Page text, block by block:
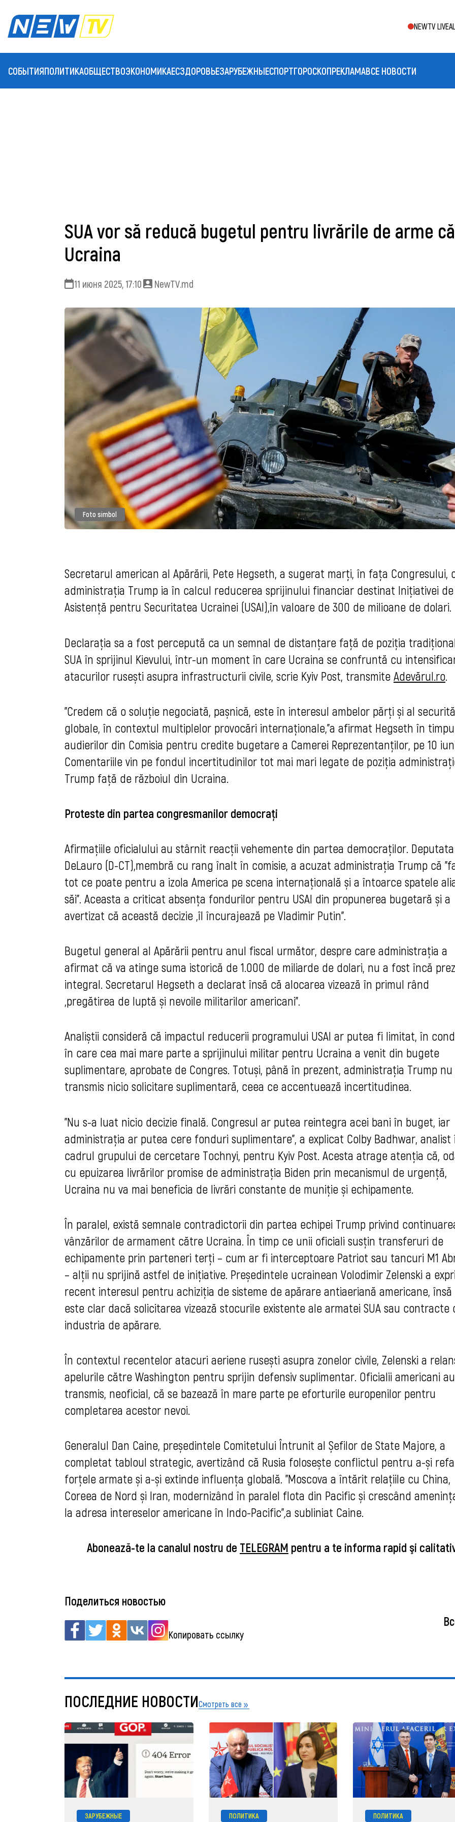
NEWTV LIVE
СОБЫТИЯПОЛИТИКАОБЩЕСТВОЭКОНОМИКАЕСЗДОРОВЬЕЗАРУБЕЖНЫЕСПОРТГОРОСКОПРЕКЛАМАВСЕ НОВОСТИ
SUA vor să reducă bugetul pentru livrările de arme
Ucraina
11 июня 2025, 17:10 NewTV.md
Foto simbol
Secretarul american al Apărării, Pete Hegseth, a sugerat marți, în fața Congresului,
administrația Trump ia în calcul reducerea sprijinului financiar destinat Inițiativei de
Asistență pentru Securitatea Ucrainei (USAI),în valoare de 300 de milioane de dolari.
Declarația sa a fost percepută ca un semnal de distanțare față de poziția
SUA în sprijinul Kievului, într-un moment în care Ucraina se confruntă cu
atacurilor rusești asupra infrastructurii civile, scrie Kyiv Post, transmite Adevărul.ro
"Credem că o soluție negociată, pașnică, este în interesul ambelor părți și al
globale, în contextul multiplelor provocări internaționale,"a afirmat Hegseth în
audierilor din Comisia pentru credite bugetare a Camerei Reprezentanților, pe 10
Comentariile vin pe fondul incertitudinilor tot mai mari legate de poziția
Trump față de războiul din Ucraina.
Proteste din partea congresmanilor democrați
Afirmațiile oficialului au stârnit reacții vehemente din partea democraților. Deputata
DeLauro (D-CT),membră cu rang înalt în comisie, a acuzat administrația Trump că
tot ce poate pentru a izola America pe scena internațională și a întoarce spatele
săi". Aceasta a criticat absența fondurilor pentru USAI din propunerea bugetară și a
avertizat că această decizie „îl încurajează pe Vladimir Putin”.
Bugetul general al Apărării pentru anul fiscal următor, despre care administrația a
afirmat că va atinge suma istorică de 1.000 de miliarde de dolari, nu a fost încă
integral. Secretarul Hegseth a declarat însă că alocarea vizează în primul rând
„pregătirea de luptă și nevoile militarilor americani”.
Analiștii consideră că impactul reducerii programului USAI ar putea fi limitat, în
în care cea mai mare parte a sprijinului militar pentru Ucraina a venit din bugete
suplimentare, aprobate de Congres. Totuși, până în prezent, administrația Trump nu
transmis nicio solicitare suplimentară, ceea ce accentuează incertitudinea.
"Nu s-a luat nicio decizie finală. Congresul ar putea reintegra acei bani în buget, iar
administrația ar putea cere fonduri suplimentare", a explicat Colby Badhwar, analist
cadrul grupului de cercetare Tochnyi, pentru Kyiv Post. Acesta atrage atenția că,
cu epuizarea livrărilor promise de administrația Biden prin mecanismul de urgență,
Ucraina nu va mai beneficia de livrări constante de muniție și echipamente.
În paralel, există semnale contradictorii din partea echipei Trump privind
vânzărilor de armament către Ucraina. În timp ce unii oficiali susțin transferuri de
echipamente prin parteneri terți – cum ar fi interceptoare Patriot sau tancuri M1
– alții nu sprijină astfel de inițiative. Președintele ucrainean Volodimir Zelenski a
recent interesul pentru achiziția de sisteme de apărare antiaeriană americane, însă
este clar dacă solicitarea vizează stocurile existente ale armatei SUA sau contracte
industria de apărare.
În contextul recentelor atacuri aeriene rusești asupra zonelor civile, Zelenski a
apelurile către Washington pentru sprijin defensiv suplimentar. Oficialii americani au
transmis, neoficial, că se bazează în mare parte pe eforturile europenilor pentru
completarea acestor nevoi.
Generalul Dan Caine, președintele Comitetului Întrunit al Șefilor de State Majore, a
completat tabloul strategic, avertizând că Rusia folosește conflictul pentru a-și
forțele armate și a-și extinde influența globală. "Moscova a întărit relațiile cu China,
Coreea de Nord și Iran, modernizând în paralel flota din Pacific și crescând
la adresa intereselor americane în Indo-Pacific",a subliniat Caine.
Abonează-te la canalul nostru de TELEGRAM pentru a te informa rapid şi
Поделиться новостью
Копировать ссылку
ПОСЛЕДНИЕ НОВОСТИСмотреть все
ЗАРУБЕЖНЫЕ ПОЛИТИКА ПОЛИТИКА